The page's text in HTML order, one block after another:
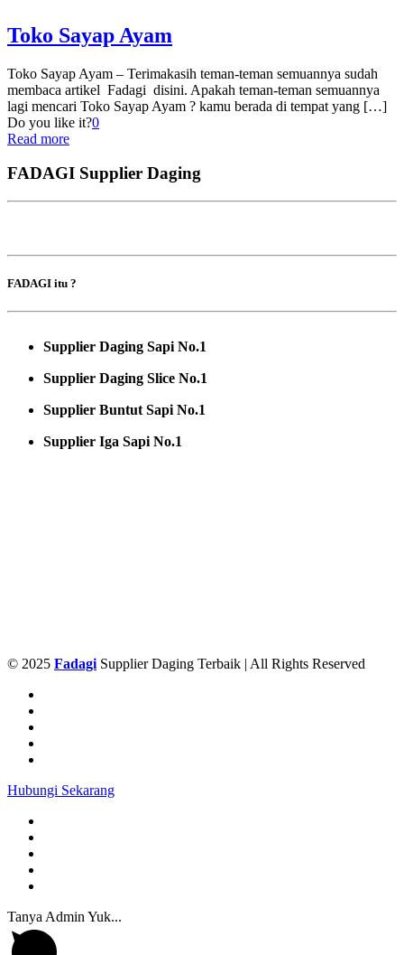
Toko Sayap Ayam
Toko Sayap Ayam – Terimakasih teman-teman semuannya sudah
membaca artikel Fadagi disini. Apakah teman-teman semuannya
lagi mencari Toko Sayap Ayam ? kamu berada di tempat yang […]
Do you like it?0
Read more
FADAGI Supplier Daging
FADAGI itu ?
Supplier Daging Sapi No.1
Supplier Daging Slice No.1
Supplier Buntut Sapi No.1
Supplier Iga Sapi No.1
© 2025 FadagiSupplier Daging Terbaik | All Rights Reserved
Hubungi Sekarang
Tanya Admin Yuk...